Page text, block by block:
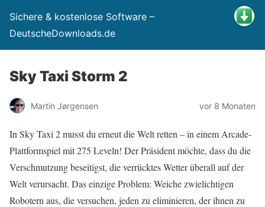
Sichere & kostenlose Software –
DeutscheDownloads.de
Sky Taxi Storm 2
Martin Jørgensen vor 8 Monaten
In Sky Taxi 2 musst du erneut die Welt retten – in einem Arcade-
Plattformspiel mit 275 Leveln! Der Präsident möchte, dass du die
Verschmutzung beseitigst, die verrücktes Wetter überall auf der
Welt verursacht. Das einzige Problem: Weiche zwielichtigen
Robotern aus, die versuchen, jeden zu eliminieren, der ihnen zu